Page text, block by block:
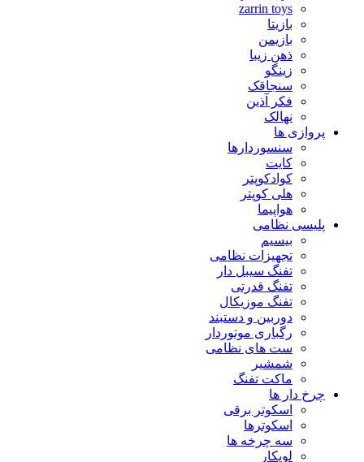
zarrin toys
بازیتا
بازیمن
ذهن زیبا
زینگو
سنجاقک
فکر آذین
نهالک
پروازی ها
سنسوردارها
کایت
کوادکوپتر
هلی کوپتر
هواپیما
پلیسی نظامی
بیسیم
تجهیزات نظامی
تفنگ سیبل دار
تفنگ قدرتی
تفنگ موزیکال
دوربین و دستبند
رگباری موتوردار
ست های نظامی
شمشیر
ماکت تفنگ
چرخ دار ها
اسکوتر برقی
اسکوترها
سه چرخه ها
لوپکار